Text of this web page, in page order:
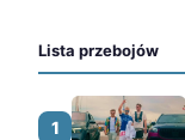
Lista przebojów
1